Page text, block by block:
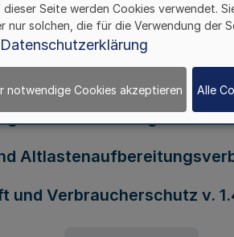
Erschienen in
der Vereinbarung zur
und Verbraucherschutz v.
Seite werden Cookies verwendet.
nur solchen, die für die Verwendung der
Datenschutzerklärung
notwendige Cookies akzeptieren Alle